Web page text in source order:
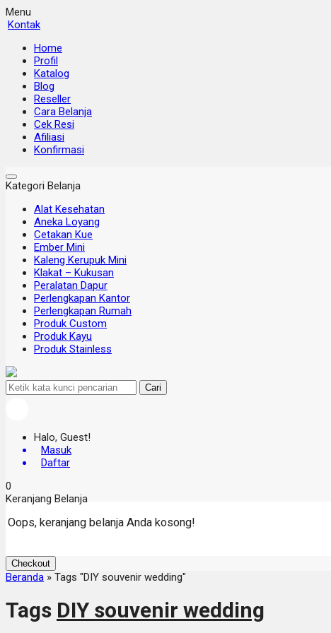
Menu
Kontak
Home
Profil
Katalog
Blog
Reseller
Cara Belanja
Cek Resi
Afiliasi
Konfirmasi
Kategori Belanja
Alat Kesehatan
Aneka Loyang
Cetakan Kue
Ember Mini
Kaleng Kerupuk Mini
Klakat – Kukusan
Peralatan Dapur
Perlengkapan Kantor
Perlengkapan Rumah
Produk Custom
Produk Kayu
Produk Stainless
Cari
Halo, Guest!
Masuk
Daftar
0
Keranjang Belanja
Oops, keranjang belanja Anda kosong!
Checkout
Beranda » Tags "DIY souvenir wedding"
Tags DIY souvenir wedding